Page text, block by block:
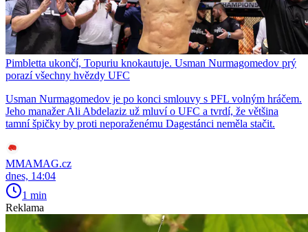
Pimbletta ukončí, Topuriu knokautuje. Usman Nurmagomedov prý
porazí všechny hvězdy UFC
Usman Nurmagomedov je po konci smlouvy s PFL volným hráčem.
Jeho manažer Ali Abdelaziz už mluví o UFC a tvrdí, že většina
tamní špičky by proti neporaženému Dagestánci neměla stačit.
MMAMAG.cz
dnes, 14:04
1 min
Reklama